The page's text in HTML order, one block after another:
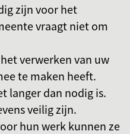
zijn voor het
vraagt niet om
verwerken van uw
te maken heeft.
langer dan nodig is.
veilig zijn.
hun werk kunnen ze